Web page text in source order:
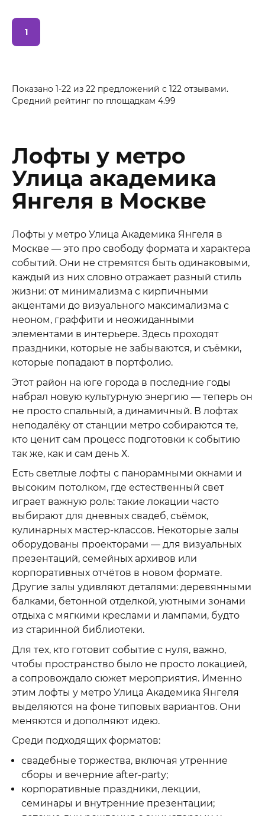
1
Показано 1-22 из 22 предложений с 122 отзывами.
Средний рейтинг по площадкам 4.99
Лофты у метро
Улица академика
Янгеля в Москве
Лофты у метро Улица Академика Янгеля в
Москве — это про свободу формата и характера
событий. Они не стремятся быть одинаковыми,
каждый из них словно отражает разный стиль
жизни: от минимализма с кирпичными
акцентами до визуального максимализма с
неоном, граффити и неожиданными
элементами в интерьере. Здесь проходят
праздники, которые не забываются, и съёмки,
которые попадают в портфолио.
Этот район на юге города в последние годы
набрал новую культурную энергию — теперь он
не просто спальный, а динамичный. В лофтах
неподалёку от станции метро собираются те,
кто ценит сам процесс подготовки к событию
так же, как и сам день Х.
Есть светлые лофты с панорамными окнами и
высоким потолком, где естественный свет
играет важную роль: такие локации часто
выбирают для дневных свадеб, съёмок,
кулинарных мастер-классов. Некоторые залы
оборудованы проекторами — для визуальных
презентаций, семейных архивов или
корпоративных отчётов в новом формате.
Другие залы удивляют деталями: деревянными
балками, бетонной отделкой, уютными зонами
отдыха с мягкими креслами и лампами, будто
из старинной библиотеки.
Для тех, кто готовит событие с нуля, важно,
чтобы пространство было не просто локацией,
а сопровождало сюжет мероприятия. Именно
этим лофты у метро Улица Академика Янгеля
выделяются на фоне типовых вариантов. Они
меняются и дополняют идею.
Среди подходящих форматов:
свадебные торжества, включая утренние
сборы и вечерние after-party;
корпоративные праздники, лекции,
семинары и внутренние презентации;